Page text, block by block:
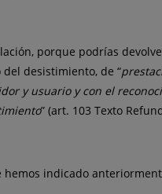
porque podrías
desistimiento, de “
y usuario y con el
” (art. 103 Texto
indicado